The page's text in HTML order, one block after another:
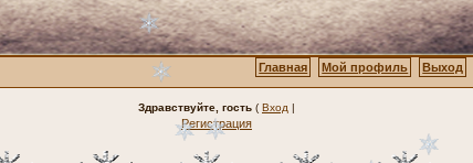
Главная Мой профиль Выход
Здравствуйте, гость( Вход |
Регистрация